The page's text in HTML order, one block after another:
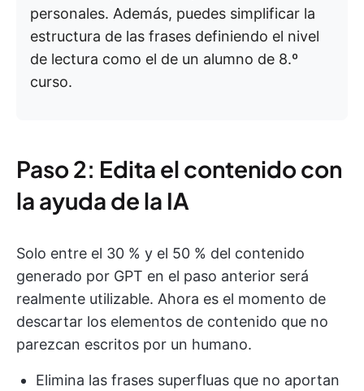
personales. Además, puedes simplificar la
estructura de las frases definiendo el nivel
de lectura como el de un alumno de 8.º
curso.
Paso 2: Edita el contenido con
la ayuda de la IA
Solo entre el 30 % y el 50 % del contenido
generado por GPT en el paso anterior será
realmente utilizable. Ahora es el momento de
descartar los elementos de contenido que no
parezcan escritos por un humano.
Elimina las frases superfluas que no aportan